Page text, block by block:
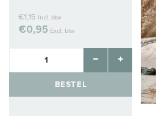
€1,15 Incl. btw
€0,95 Excl. btw
BESTEL